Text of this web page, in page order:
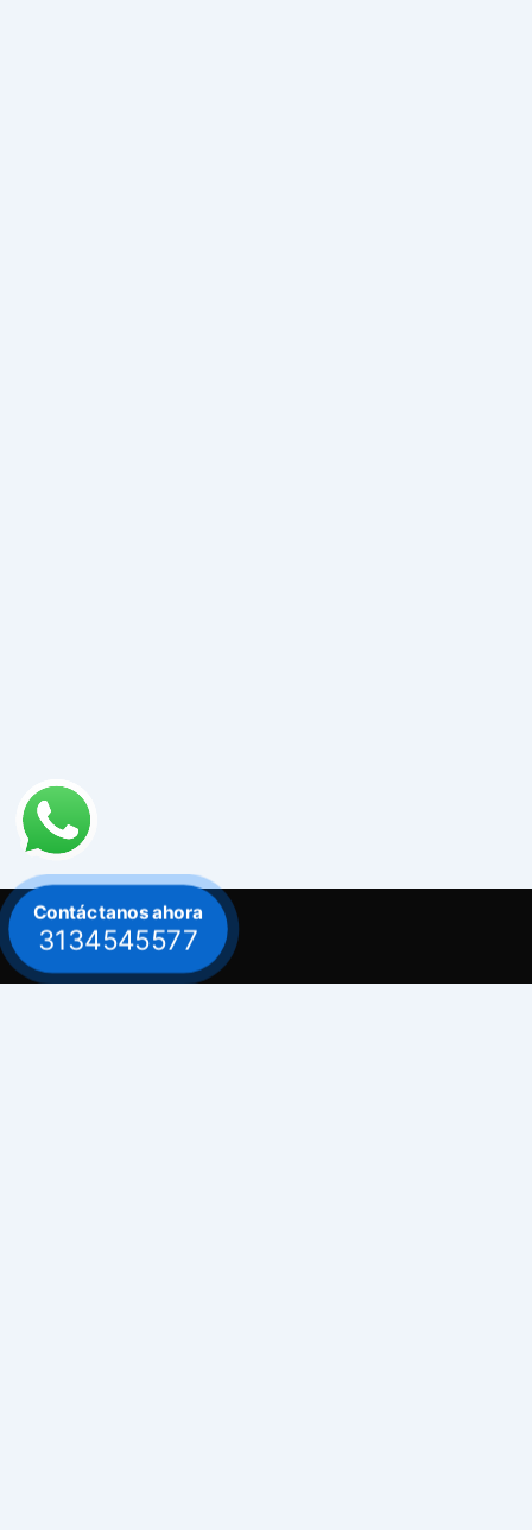
Contáctanos ahora
3134545577